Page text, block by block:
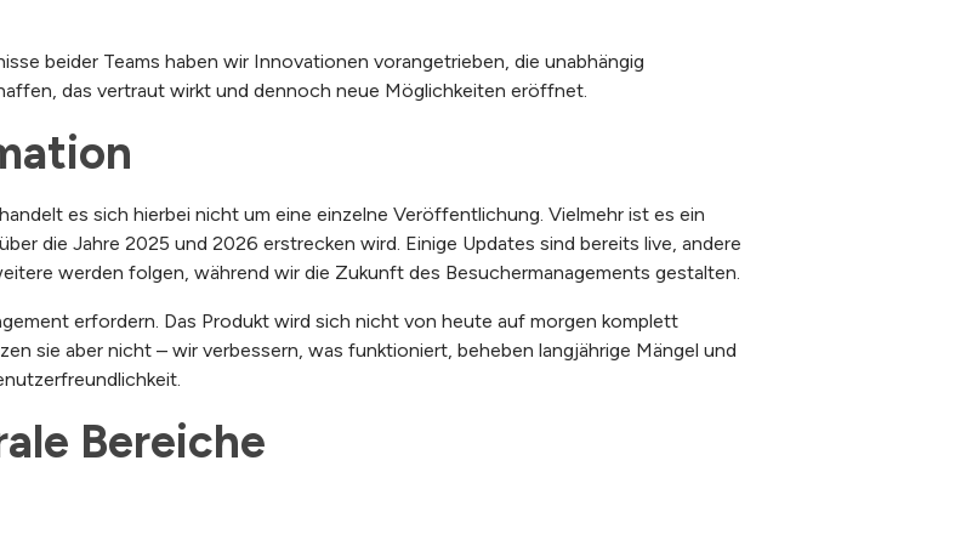
beider Teams haben wir Innovationen vorangetrieben, die unabhängig
das vertraut wirkt und dennoch neue Möglichkeiten eröffnet.
es sich hierbei nicht um eine einzelne Veröffentlichung. Vielmehr ist es ein
die Jahre 2025 und 2026 erstrecken wird. Einige Updates sind bereits live, andere
werden folgen, während wir die Zukunft des Besuchermanagements gestalten.
erfordern. Das Produkt wird sich nicht von heute auf morgen komplett
sie aber nicht – wir verbessern, was funktioniert, beheben langjährige Mängel und
Bereiche